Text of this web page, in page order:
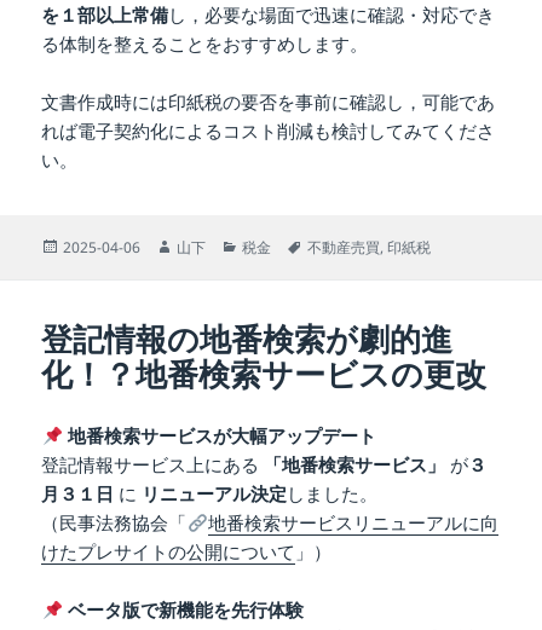
を１部以上常備し，必要な場面で迅速に確認・対応でき
る体制を整えることをおすすめします。
文書作成時には印紙税の要否を事前に確認し，可能であ
れば電子契約化によるコスト削減も検討してみてくださ
い。
投
2025-04-06
作
山下
カ
ー
税金
タ
不動産売買,印紙税
登記情報の地番検索が劇的進
化！？地番検索サービスの更改
地番検索サービスが大幅アップデート
登記情報サービス上にある
「地番検索サービス」 が３
月３１日 に リニューアル決定 しました。
（民事法務協会「
地番検索サービスリニューアルに向
けたプレサイトの公開について 」）
ベータ版で新機能を先行体験